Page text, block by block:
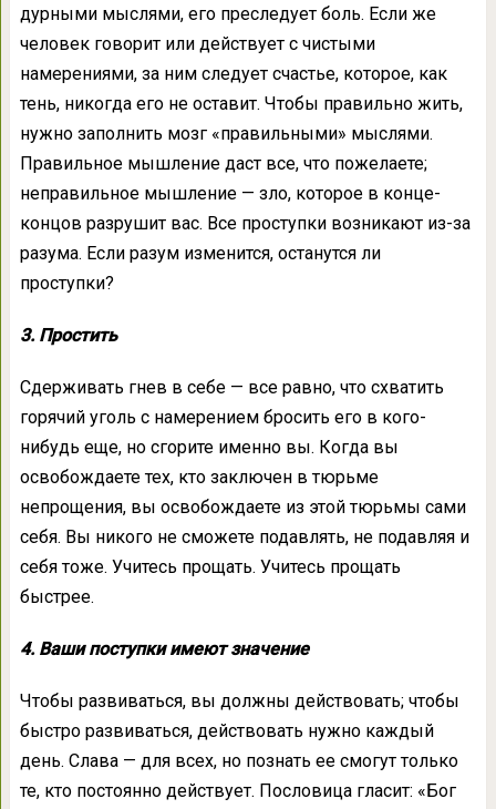
дурными мыслями, его преследует боль. Если же
человек говорит или действует с чистыми
намерениями, за ним следует счастье, которое, как
тень, никогда его не оставит. Чтобы правильно жить,
нужно заполнить мозг «правильными» мыслями.
Правильное мышление даст все, что пожелаете;
неправильное мышление — зло, которое в конце-
концов разрушит вас. Все проступки возникают из-за
разума. Если разум изменится, останутся ли
проступки?
3. Простить
Сдерживать гнев в себе — все равно, что схватить
горячий уголь с намерением бросить его в кого-
нибудь еще, но сгорите именно вы. Когда вы
освобождаете тех, кто заключен в тюрьме
непрощения, вы освобождаете из этой тюрьмы сами
себя. Вы никого не сможете подавлять, не подавляя и
себя тоже. Учитесь прощать. Учитесь прощать
быстрее.
4. Ваши поступки имеют значение
Чтобы развиваться, вы должны действовать; чтобы
быстро развиваться, действовать нужно каждый
день. Слава — для всех, но познать ее смогут только
те, кто постоянно действует. Пословица гласит: «Бог